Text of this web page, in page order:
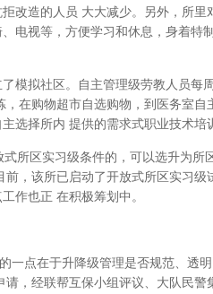
改造的人员 大大减少。另外，所里
电视等，方便学习和休息，身着特
拟社区。自主管理级劳教人员每
在购物超市自选购物，到医务室自
选择所内 提供的需求式职业技术培
区实习级条件的，可以选升为所
，该所已启动了开放式所区实习级
作也正 在积极筹划中。
点在于升降级管理是否规范、透明
，经联帮互保小组评议、大队民警